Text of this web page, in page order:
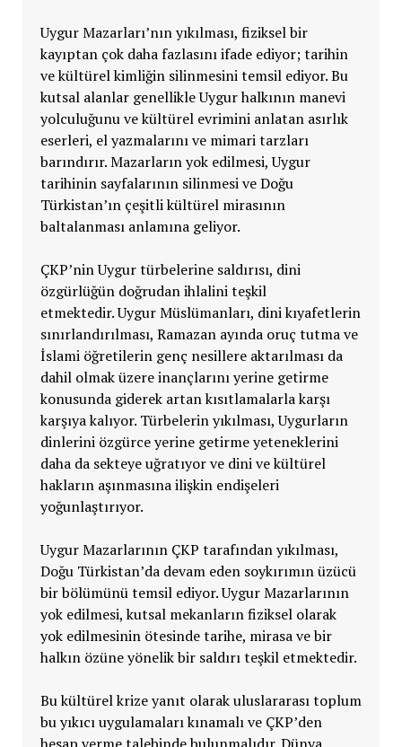
Uygur Mazarları’nın yıkılması, fiziksel bir
kayıptan çok daha fazlasını ifade ediyor; tarihin
ve kültürel kimliğin silinmesini temsil ediyor. Bu
kutsal alanlar genellikle Uygur halkının manevi
yolculuğunu ve kültürel evrimini anlatan asırlık
eserleri, el yazmalarını ve mimari tarzları
barındırır. Mazarların yok edilmesi, Uygur
tarihinin sayfalarının silinmesi ve Doğu
Türkistan’ın çeşitli kültürel mirasının
baltalanması anlamına geliyor.
ÇKP’nin Uygur türbelerine saldırısı, dini
özgürlüğün doğrudan ihlalini teşkil
etmektedir. Uygur Müslümanları, dini kıyafetlerin
sınırlandırılması, Ramazan ayında oruç tutma ve
İslami öğretilerin genç nesillere aktarılması da
dahil olmak üzere inançlarını yerine getirme
konusunda giderek artan kısıtlamalarla karşı
karşıya kalıyor. Türbelerin yıkılması, Uygurların
dinlerini özgürce yerine getirme yeteneklerini
daha da sekteye uğratıyor ve dini ve kültürel
hakların aşınmasına ilişkin endişeleri
yoğunlaştırıyor.
Uygur Mazarlarının ÇKP tarafından yıkılması,
Doğu Türkistan’da devam eden soykırımın üzücü
bir bölümünü temsil ediyor. Uygur Mazarlarının
yok edilmesi, kutsal mekanların fiziksel olarak
yok edilmesinin ötesinde tarihe, mirasa ve bir
halkın özüne yönelik bir saldırı teşkil etmektedir.
Bu kültürel krize yanıt olarak uluslararası toplum
bu yıkıcı uygulamaları kınamalı ve ÇKP’den